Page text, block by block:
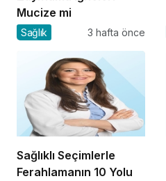
Mucize mi
Sağlık 3 hafta önce
Sağlıklı Seçimlerle
Ferahlamanın 10 Yolu